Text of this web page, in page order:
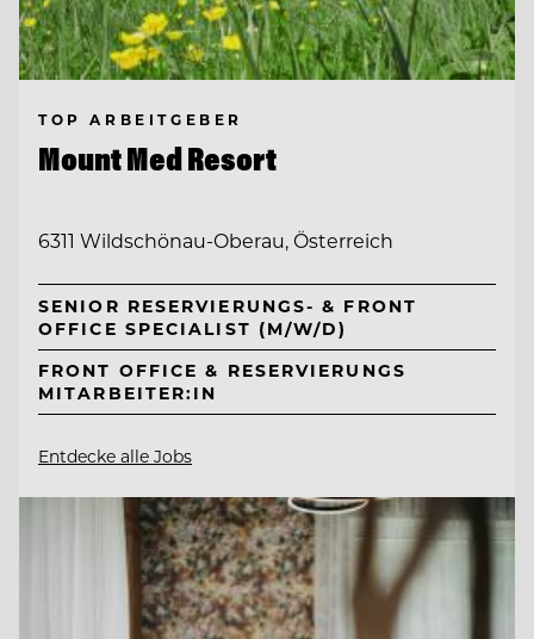
TOP ARBEITGEBER
Mount Med Resort
6311 Wildschönau-Oberau, Österreich
SENIOR RESERVIERUNGS- & FRONT
OFFICE SPECIALIST (M/W/D)
FRONT OFFICE & RESERVIERUNGS
MITARBEITER:IN
Entdecke alle Jobs